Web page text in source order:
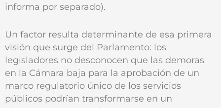
informa por separado).
Un factor resulta determinante de esa primera
visión que surge del Parlamento: los
legisladores no desconocen que las demoras
en la Cámara baja para la aprobación de un
marco regulatorio único de los servicios
públicos podrían transformarse en un